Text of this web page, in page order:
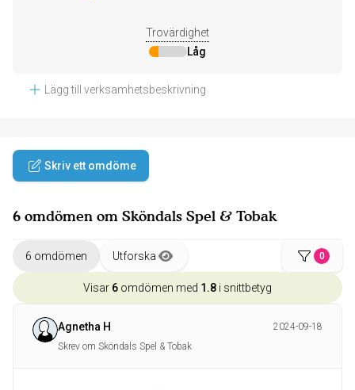
Trovärdighet
Låg
Lägg till verksamhetsbeskrivning
Skriv ett omdöme
6 omdömen om Sköndals Spel & Tobak
6 omdömen Utforska 0
Visar 6 omdömen med 1.8 i snittbetyg
Agnetha H
2024-09-18
Skrev om Sköndals Spel & Tobak